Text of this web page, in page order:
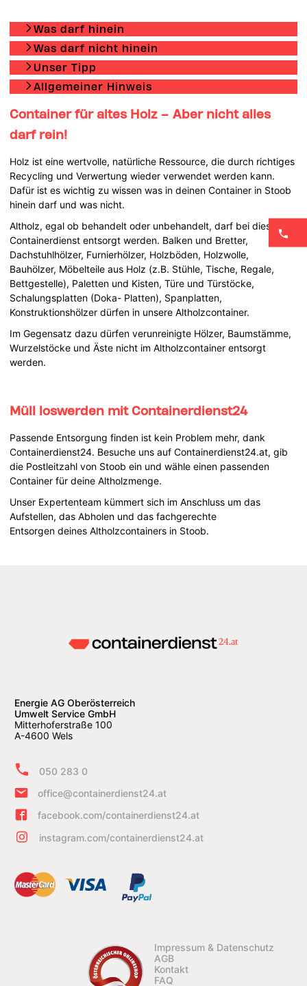
Was darf hinein
Was darf nicht hinein
Unser Tipp
Allgemeiner Hinweis
Container für altes Holz – Aber nicht alles
darf rein!
Holz ist eine wertvolle, natürliche Ressource, die durch richtiges
Recycling und Verwertung wieder verwendet werden kann.
Dafür ist es wichtig zu wissen was in deinen Container in Stoob
hinein darf und was nicht.
Altholz, egal ob behandelt oder unbehandelt, darf bei diesem
Containerdienst entsorgt werden. Balken und Bretter,
Dachstuhlhölzer, Furnierhölzer, Holzböden, Holzwolle,
Bauhölzer, Möbelteile aus Holz (z.B. Stühle, Tische, Regale,
Bettgestelle), Paletten und Kisten, Türe und Türstöcke,
Schalungsplatten (Doka- Platten), Spanplatten,
Konstruktionshölzer dürfen in unsere Altholzcontainer.
Im Gegensatz dazu dürfen verunreinigte Hölzer, Baumstämme,
Wurzelstöcke und Äste nicht im Altholzcontainer entsorgt
werden.
Müll loswerden mit Containerdienst24
Passende Entsorgung finden ist kein Problem mehr, dank
Containerdienst24. Besuche uns auf Containerdienst24.at, gib
die Postleitzahl von Stoob ein und wähle einen passenden
Container für deine Altholzmenge.
Unser Expertenteam kümmert sich im Anschluss um das
Aufstellen, das Abholen und das fachgerechte
Entsorgen deines Altholzcontainers in Stoob.
Energie AG Oberösterreich
Umwelt Service GmbH
Mitterhoferstraße 100
A-4600 Wels
050 283 0
office@containerdienst24.at
facebook.com/containerdienst24.at
instagram.com/containerdienst24.at
Impressum & Datenschutz
AGB
Kontakt
FAQ